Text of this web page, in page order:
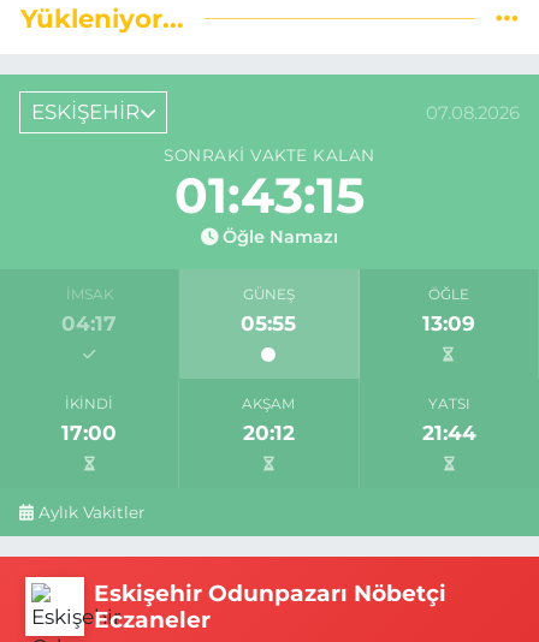
Yükleniyor...
ESKİŞEHİR 07.08.2026
SONRAKI VAKTE KALAN
01:43:14
Öğle Namazı
İMSAK
04:17
GÜNEŞ
05:55
ÖĞLE
13:09
İKINDI
17:00
AKŞAM
20:12
YATSI
21:44
Aylık Vakitler
Eskişehir Odunpazarı Nöbetçi
Eczaneler